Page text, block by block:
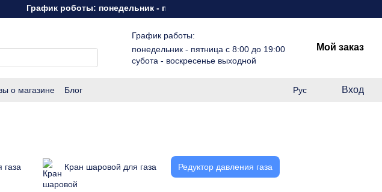
График роботы: понедельник - пятница с 8:00 до 19:00 субота - воскресенье
График работы:
понедельник - пятница с 8:00 до 19:00
субота - воскресенье выходной
Мой заказ
о магазине Блог Рус Вход
Кран шаровой для газа Редуктор давления газа